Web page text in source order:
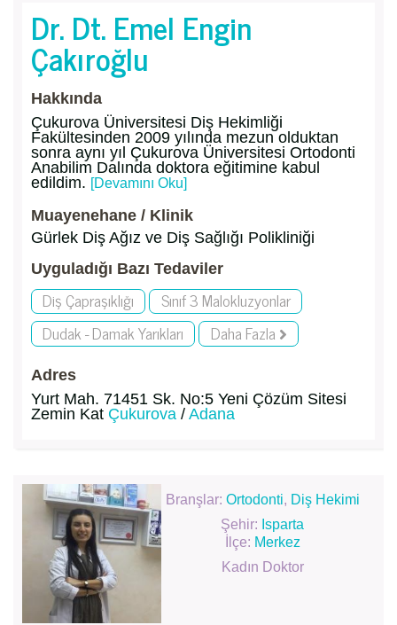
Dr. Dt. Emel Engin
Çakıroğlu
Hakkında
Çukurova Üniversitesi Diş Hekimliği
Fakültesinden 2009 yılında mezun olduktan
sonra aynı yıl Çukurova Üniversitesi Ortodonti
Anabilim Dalında doktora eğitimine kabul
edildim. [Devamını Oku]
Muayenehane / Klinik
Gürlek Diş Ağız ve Diş Sağlığı Polikliniği
Uyguladığı Bazı Tedaviler
Diş Çapraşıklığı
Sınıf 3 Malokluzyonlar
Dudak - Damak Yarıkları
Daha Fazla
Adres
Yurt Mah. 71451 Sk. No:5 Yeni Çözüm Sitesi
Zemin Kat Çukurova / Adana
Branşlar: Ortodonti, Diş Hekimi
Şehir: Isparta
İlçe: Merkez
Kadın Doktor